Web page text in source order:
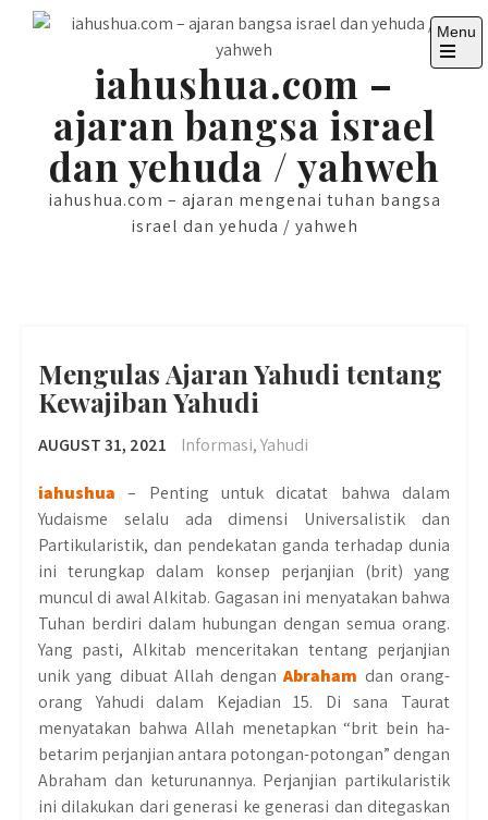
iahushua.com –
ajaran bangsa israel
dan yehuda / yahweh
iahushua.com – ajaran mengenai tuhan bangsa
israel dan yehuda / yahweh
Menu
Mengulas Ajaran Yahudi tentang
Kewajiban Yahudi
AUGUST 31, 2021 Informasi,Yahudi
iahushua – Penting untuk dicatat bahwa dalam
Yudaisme selalu ada dimensi Universalistik dan
Partikularistik, dan pendekatan ganda terhadap dunia
ini terungkap dalam konsep perjanjian (brit) yang
muncul di awal Alkitab. Gagasan ini menyatakan bahwa
Tuhan berdiri dalam hubungan dengan semua orang.
Yang pasti, Alkitab menceritakan tentang perjanjian
unik yang dibuat Allah denganAbraham dan orang-
orang Yahudi dalam Kejadian 15. Di sana Taurat
menyatakan bahwa Allah menetapkan “brit bein ha-
betarim perjanjian antara potongan-potongan” dengan
Abraham dan keturunannya. Perjanjian partikularistik
ini dilakukan dari generasi ke generasi dan ditegaskan